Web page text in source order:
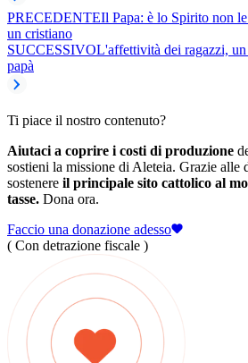
PRECEDENTEIl Papa: è lo Spirito non
un cristiano
SUCCESSIVOL'affettività dei ragazzi,
papà
Ti piace il nostro contenuto?
Aiutaci a coprire i costi di produzione
sostieni la missione di Aleteia. Grazie alle
sostenere il principale sito cattolico al
tasse. Dona ora.
Faccio una donazione adesso
( Con detrazione fiscale )